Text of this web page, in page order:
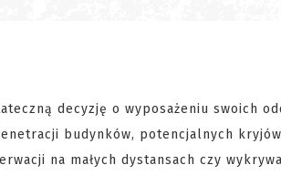
decyzję o wyposażeniu swoich
budynków, potencjalnych
na małych dystansach czy